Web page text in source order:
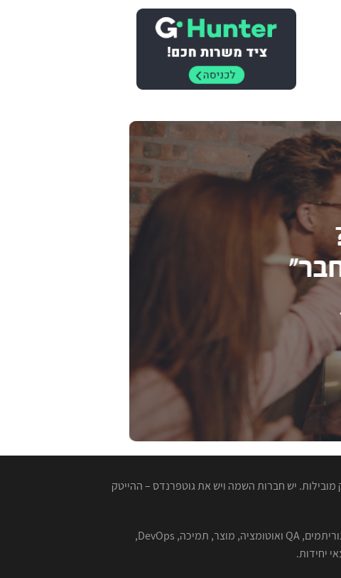
יש חברות השמה ויש את גוטפרנדס – ההייטק
המגייסות המנוסות שלנו מתמחות בהשמה למגוון רחב של תפקידים בהייטק - תוכנה, סייבר, אבטחת מידע, אלגוריתמים, QA ואוטומציה, מוצר, תמיכה, DevOps,